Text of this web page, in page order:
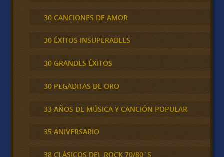
30 CANCIONES DE AMOR
30 ÉXITOS INSUPERABLES
30 GRANDES ÉXITOS
30 PEGADITAS DE ORO
33 AÑOS DE MÚSICA Y CANCIÓN POPULAR
35 ANIVERSARIO
38 CLÁSICOS DEL ROCK 70/80´S